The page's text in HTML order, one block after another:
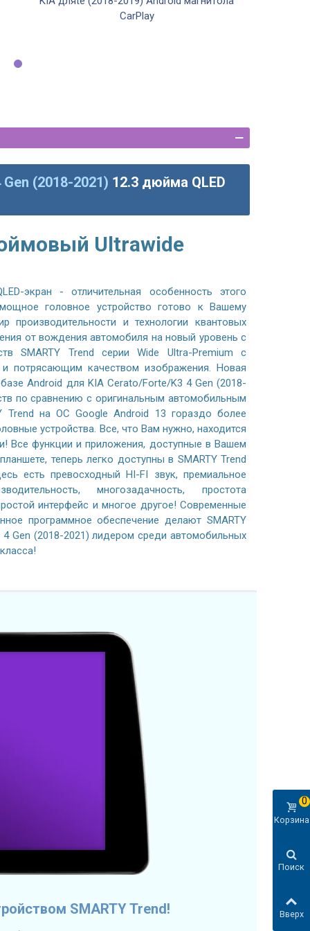
CarPlay
(2018-2021) 12.3 дюйма QLED
Ultrawide
экран - отличительная особенность этого
головное устройство готово к Вашему
и технологии квантовых
от вождения автомобиля на новый уровень с
SMARTY Trend серии Wide Ultra-Premium с
потрясающим качеством изображения. Новая
Android для KIA Cerato/Forte/K3 4 Gen (2018-
по сравнению с оригинальным автомобильным
Trend на ОС Google Android 13 гораздо более
устройства. Все, что Вам нужно, находится
Все функции и приложения, доступные в Вашем
теперь легко доступны в SMARTY Trend
есть превосходный HI-FI звук, премиальное
многозадачность, простота
интерфейс и многое другое! Современные
программное обеспечение делают SMARTY
Gen (2018-2021) лидером среди автомобильных
SMARTY Trend!
Корзина
0
Поиск
Вверх